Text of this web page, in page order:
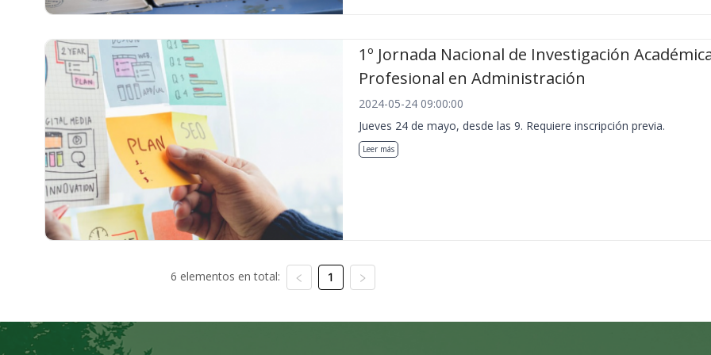
1º Jornada Nacional de Investigación
Profesional en Administración
2024-05-24 09:00:00
Jueves 24 de mayo, desde las 9. Requiere inscripción previa.
Leer más
6 elementos en total: 1